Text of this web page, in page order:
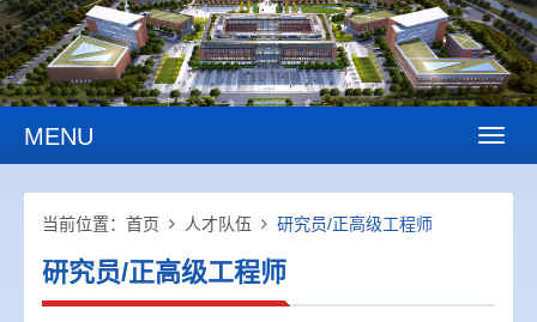
MENU
当前位置： 首页 人才队伍 研究员/正高级工程师
研究员/正高级工程师